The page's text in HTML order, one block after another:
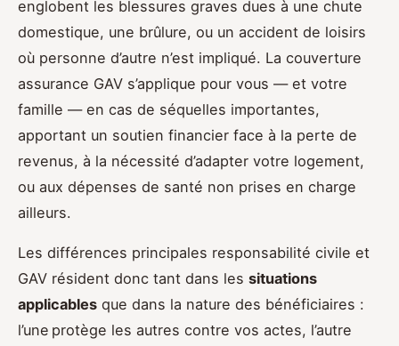
englobent les blessures graves dues à une chute
domestique, une brûlure, ou un accident de loisirs
où personne d’autre n’est impliqué. La couverture
assurance GAV s’applique pour vous — et votre
famille — en cas de séquelles importantes,
apportant un soutien financier face à la perte de
revenus, à la nécessité d’adapter votre logement,
ou aux dépenses de santé non prises en charge
ailleurs.
Les différences principales responsabilité civile et
GAV résident donc tant dans les situations
applicables que dans la nature des bénéficiaires :
l’une protège les autres contre vos actes, l’autre